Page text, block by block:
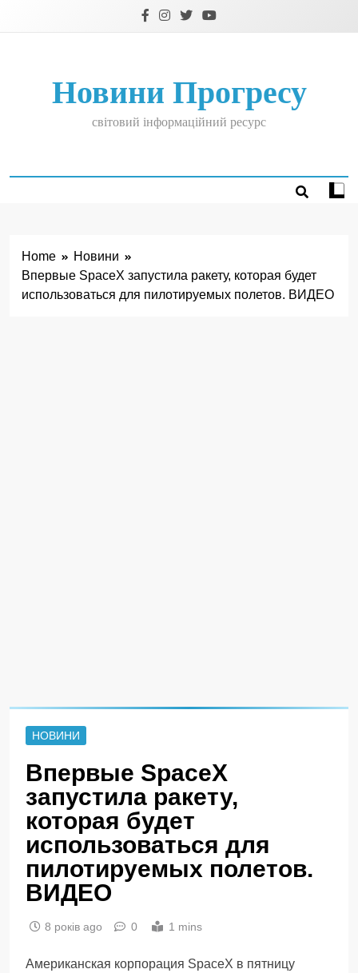
Новини Прогресу
світовий інформаційний ресурс
Home
Новини
Впервые SpaceX запустила ракету, которая будет
использоваться для пилотируемых полетов. ВИДЕО
НОВИНИ
Впервые SpaceX
запустила ракету,
которая будет
использоваться для
пилотируемых полетов.
ВИДЕО
8 років ago 0 1 mins
Американская корпорация SpaceX в пятницу